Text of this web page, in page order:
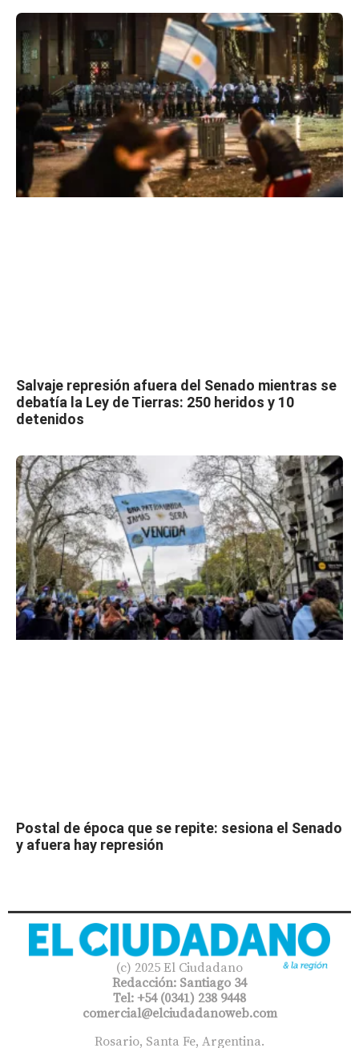
Salvaje represión afuera del Senado mientras se
debatía la Ley de Tierras: 250 heridos y 10
detenidos
Postal de época que se repite: sesiona el Senado
y afuera hay represión
(c) 2025 El Ciudadano
Redacción: Santiago 34
Tel: +54 (0341) 238 9448
comercial@elciudadanoweb.com​
Rosario, Santa Fe, Argentina.